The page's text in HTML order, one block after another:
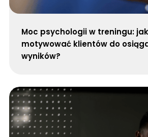
Moc psychologii w treningu:
motywować klientów do
wyników?